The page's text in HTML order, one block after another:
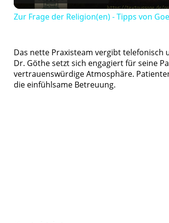
Zur Frage der Religion(en) - Tipps von
Das nette Praxisteam vergibt telefonisch
Dr. Göthe setzt sich engagiert für seine
vertrauenswürdige Atmosphäre.
die einfühlsame Betreuung.